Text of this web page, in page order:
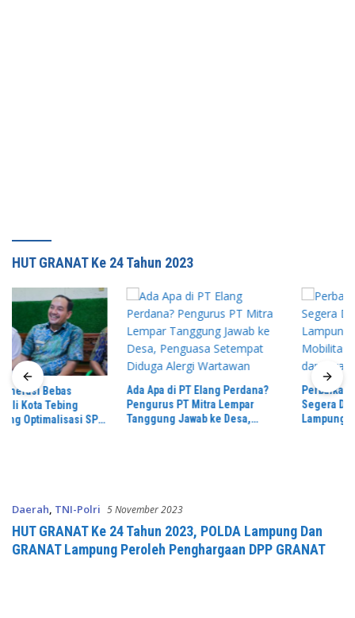
HUT GRANAT Ke 24 Tahun 2023
Ada Apa di PT Elang Perdana?
Pengurus PT Mitra Lempar
Tanggung Jawab ke Desa,
Perbaikan Jalan RA Basyid
Segera Dimulai, Pemkab
Lampung Selatan Pastikan
Daerah, TNI-Polri 5 November 2023
HUT GRANAT Ke 24 Tahun 2023, POLDA Lampung Dan
GRANAT Lampung Peroleh Penghargaan DPP GRANAT